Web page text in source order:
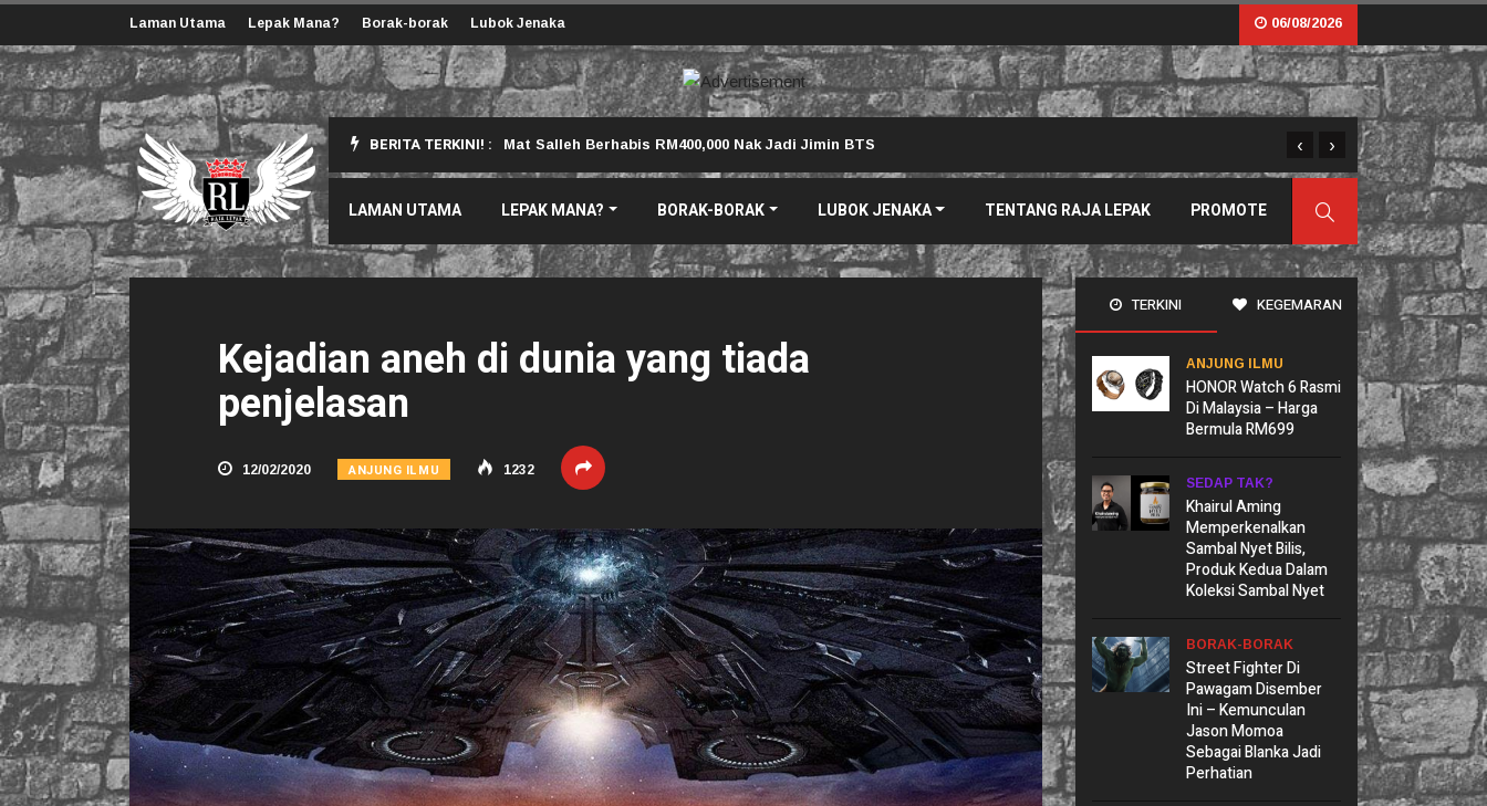
Laman Utama Lepak Mana? Borak-borak Lubok Jenaka 06/08/2026
BERITA TERKINI! :
Korang Perlu Tahu Mat Salleh Berhabis RM400,000 Nak Jadi Jimin BTS Sama Tapi Tak Serupa:
‹ ›
LAMAN UTAMA LEPAK MANA? BORAK-BORAK LUBOK JENAKA TENTANG RAJA LEPAK PROMOTE
Kejadian aneh di dunia yang tiada
penjelasan
12/02/2020 ANJUNG ILMU 1232
TERKINI KEGEMARAN
ANJUNG ILMU
HONOR Watch 6 Rasmi
Di Malaysia – Harga
Bermula RM699
SEDAP TAK?
Khairul Aming
Memperkenalkan
Sambal Nyet Bilis,
Produk Kedua Dalam
Koleksi Sambal Nyet
BORAK-BORAK
Street Fighter Di
Pawagam Disember
Ini – Kemunculan
Jason Momoa
Sebagai Blanka Jadi
Perhatian